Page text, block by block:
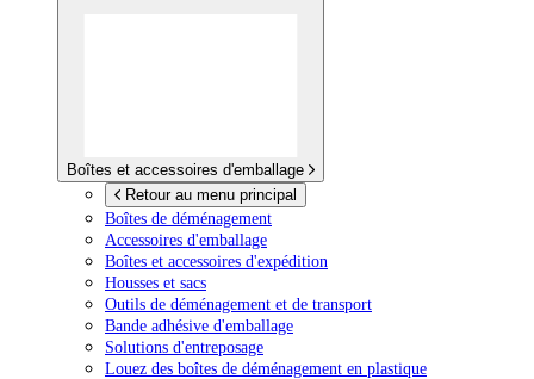
Boîtes et accessoires d'emballage
Retour au menu principal
Boîtes de déménagement
Accessoires d'emballage
Boîtes et accessoires d'expédition
Housses et sacs
Outils de déménagement et de transport
Bande adhésive d'emballage
Solutions d'entreposage
Louez des boîtes de déménagement en plastique